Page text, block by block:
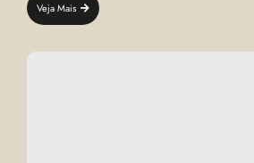
Veja Mais